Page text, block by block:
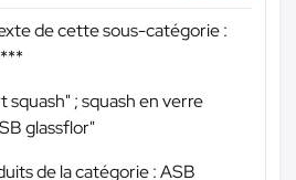
de cette sous-catégorie :
squash" ; squash en verre
glassflor"
de la catégorie : ASB